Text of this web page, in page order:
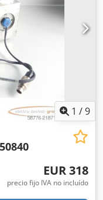
Mazak
Pieza de
Estado: Usado
La pantalla,
funcionan
en la carcasa y el
Refx Ad Ssf
Box 7780003000
muestra en las 1 /9
EUR 318
precio fijo IVA no incluído